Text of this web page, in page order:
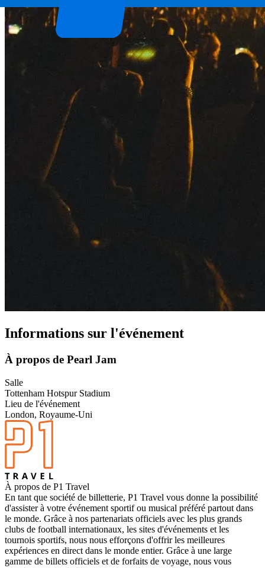
Informations sur l'événement
À propos de Pearl Jam
Salle
Tottenham Hotspur Stadium
Lieu de l'événement
London, Royaume-Uni
À propos de P1 Travel
En tant que société de billetterie, P1 Travel vous donne la possibilité
d'assister à votre événement sportif ou musical préféré partout dans
le monde. Grâce à nos partenariats officiels avec les plus grands
clubs de football internationaux, les sites d'événements et les
tournois sportifs, nous nous efforçons d'offrir les meilleures
expériences en direct dans le monde entier. Grâce à une large
gamme de billets officiels et de forfaits de voyage, nous vous